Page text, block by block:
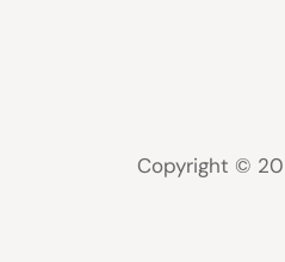
Copyright ©